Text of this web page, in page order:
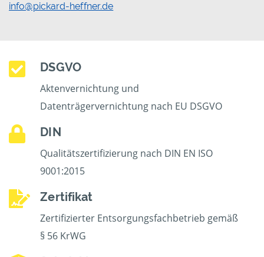
info@pickard-heffner.de
DSGVO
Aktenvernichtung und
Datenträgervernichtung nach EU DSGVO
DIN
Qualitätszertifizierung nach DIN EN ISO
9001:2015
Zertifikat
Zertifizierter Entsorgungsfachbetrieb gemäß
§ 56 KrWG